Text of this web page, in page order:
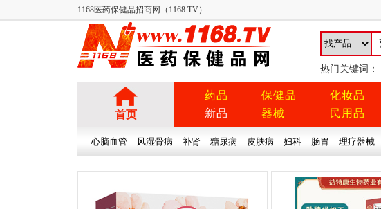
1168医药保健品招商网（1168.TV）
热门关键词：
首页
药品
新品
保健品
器械
化妆品
民用品
心脑血管 风湿骨病 补肾 糖尿病 皮肤病 妇科 肠胃 理疗器械